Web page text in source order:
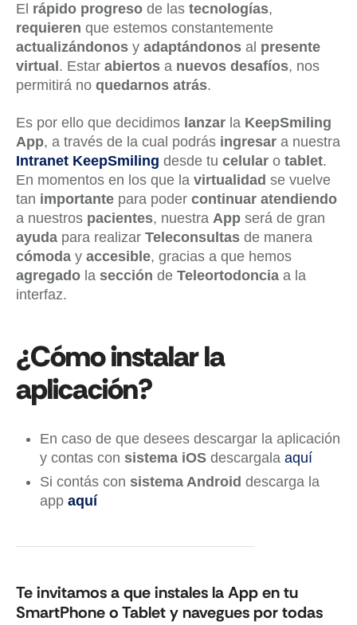
El rápido progreso de las tecnologías,
requieren que estemos constantemente
actualizándonos y adaptándonos al presente
virtual . Estar abiertos a nuevos desafíos, nos
permitirá no quedarnos atrás.
Es por ello que decidimos lanzar la KeepSmiling
App, a través de la cual podrás ingresar a nuestra
Intranet KeepSmiling desde tu celular o tablet.
En momentos en los que la virtualidad se vuelve
tan importante para poder continuar atendiendo
a nuestros pacientes, nuestra App será de gran
ayuda para realizar Teleconsultas de manera
cómoda y accesible, gracias a que hemos
agregado la sección de Teleortodoncia a la
interfaz.
¿Cómo instalar la
aplicación?
En caso de que desees descargar la aplicación
y contas con sistema iOS descargala aquí
Si contás con sistema Android descarga la
app aquí
Te invitamos a que instales la App en tu
SmartPhone o Tablet y navegues por todas